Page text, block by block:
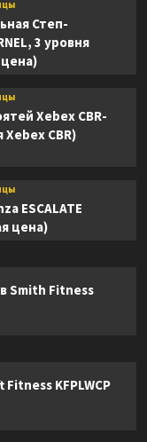
Степ-
3 уровня
Xebex CBR-
Xebex CBR)
ESCALATE
цена)
Smith Fitness
KFPLWCP